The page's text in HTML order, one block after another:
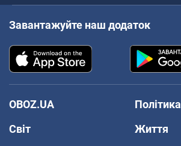
Завантажуйте наш додаток
OBOZ.UA
Політика
Світ
Життя